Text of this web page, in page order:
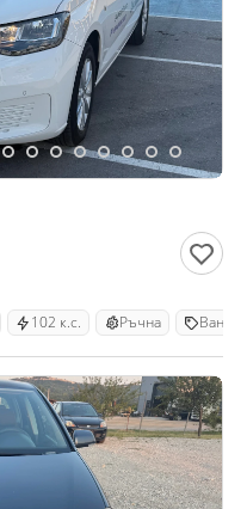
102 к.с. Ръчна Ван